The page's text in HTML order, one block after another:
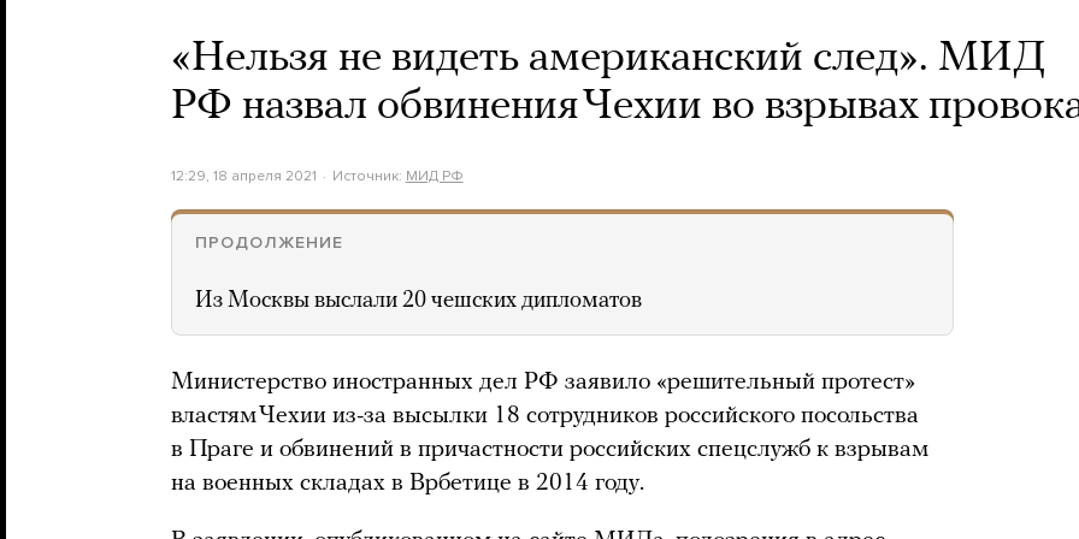
«Нельзя не видеть американский след». МИД
РФ назвал обвинения Чехии во взрывах
12:29, 18 апреля 2021 Источник: МИД РФ
ПРОДОЛЖЕНИЕ
Из Москвы выслали 20 чешских дипломатов
Министерство иностранных дел РФ заявило «решительный протест»
властям Чехии из-за высылки 18 сотрудников российского посольства
в Праге и обвинений в причастности российских спецслужб к взрывам
на военных складах в Врбетице в 2014 году.